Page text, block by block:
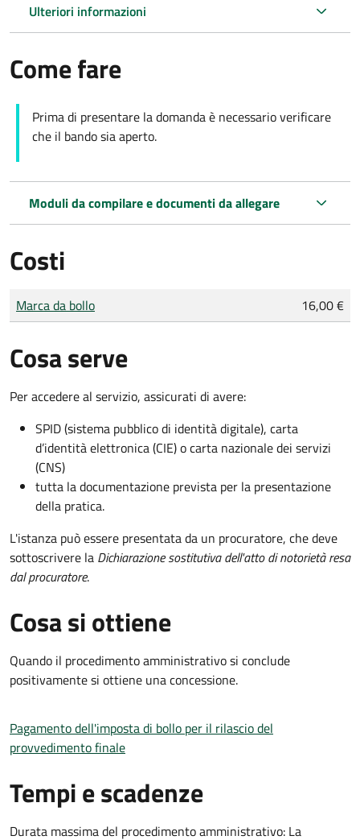
Ulteriori informazioni
Come fare
Prima di presentare la domanda è necessario verificare
che il bando sia aperto.
Moduli da compilare e documenti da allegare
Costi
Tipo di pagamento
Importo
Marca da bollo 16,00 €
Cosa serve
Per accedere al servizio, assicurati di avere:
SPID (sistema pubblico di identità digitale), carta
d’identità elettronica (CIE) o carta nazionale dei servizi
(CNS)
tutta la documentazione prevista per la presentazione
della pratica.
L'istanza può essere presentata da un procuratore, che deve
sottoscrivere la Dichiarazione sostitutiva dell'atto di notorietà resa
dal procuratore.
Cosa si ottiene
Quando il procedimento amministrativo si conclude
positivamente si ottiene una concessione.
Pagamento dell'imposta di bollo per il rilascio del
provvedimento finale
Tempi e scadenze
Durata massima del procedimento amministrativo: La